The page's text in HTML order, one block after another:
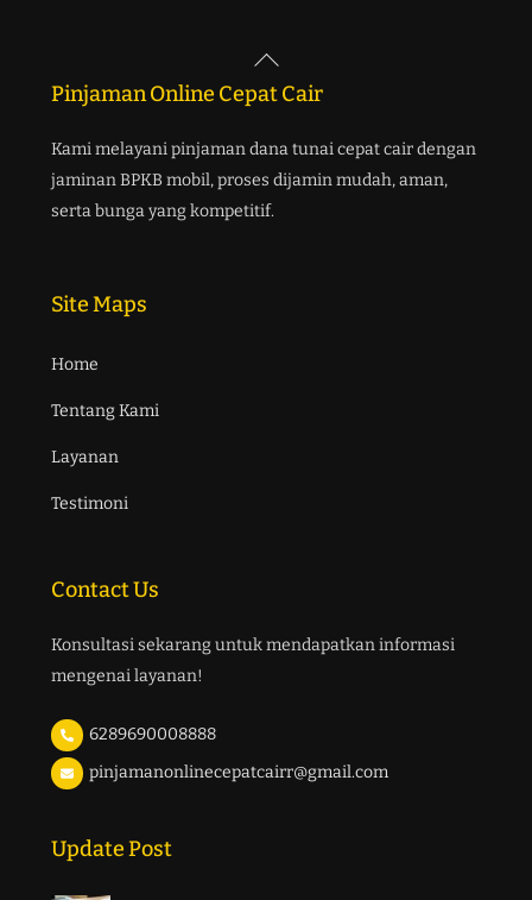
Pinjaman Online Cepat Cair
Kami melayani pinjaman dana tunai cepat cair dengan
jaminan BPKB mobil, proses dijamin mudah, aman,
serta bunga yang kompetitif.
Site Maps
Home
Tentang Kami
Layanan
Testimoni
Contact Us
Konsultasi sekarang untuk mendapatkan informasi
mengenai layanan!
6289690008888
pinjamanonlinecepatcairr@gmail.com
Update Post
Back
To